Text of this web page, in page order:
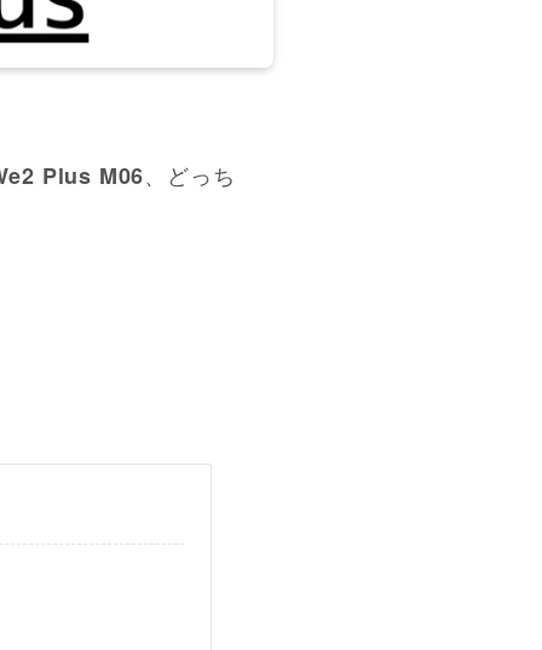
Plus M06、どっち